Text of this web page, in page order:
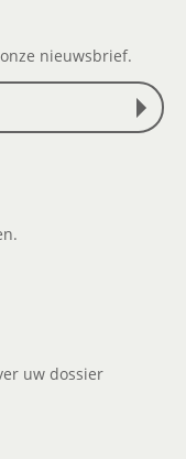
nieuwsbrief.
uw dossier